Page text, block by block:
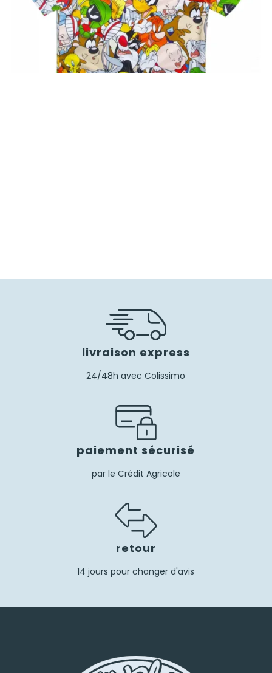
livraison express
24/48h avec Colissimo
paiement sécurisé
par le Crédit Agricole
retour
14 jours pour changer d'avis